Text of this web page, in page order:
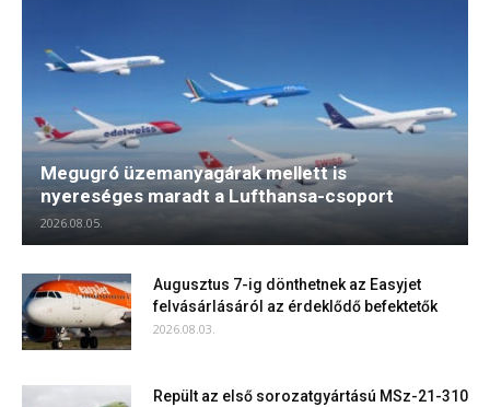
Megugró üzemanyagárak mellett is
nyereséges maradt a Lufthansa-csoport
2026.08.05.
Augusztus 7-ig dönthetnek az Easyjet
felvásárlásáról az érdeklődő befektetők
2026.08.03.
Repült az első sorozatgyártású MSz-21-310